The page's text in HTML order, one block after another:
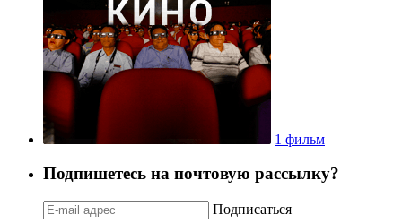
1 фильм
Подпишетесь на почтовую рассылку?
Подписаться